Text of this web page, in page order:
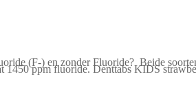
(F-) en zonder Fluoride? Beide
1450 ppm fluoride. Denttabs KIDS